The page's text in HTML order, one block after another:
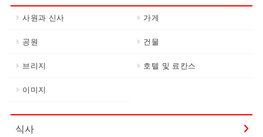
사원과 신사 가게
공원 건물
브리지 호텔 및 료칸스
이미지
식사